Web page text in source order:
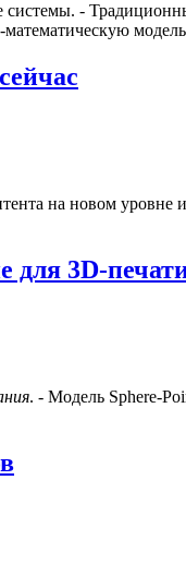
-
на новом уровне
для 3D-
. - Модель Sphere-